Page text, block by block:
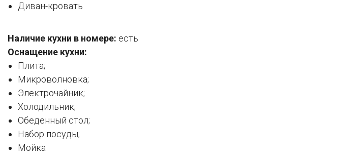
Диван-кровать
Наличие кухни в номере: есть
Оснащение кухни:
Плита;
Микроволновка;
Электрочайник;
Холодильник;
Обеденный стол;
Набор посуды;
Мойка